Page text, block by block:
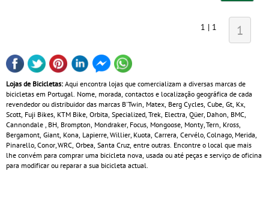
1 | 1 1
Lojas de Bicicletas: Aqui encontra lojas que comercializam a diversas marcas de
bicicletas em Portugal. Nome, morada, contactos e localização geográfica de cada
revendedor ou distribuidor das marcas B'Twin, Matex, Berg Cycles, Cube, Gt, Kx,
Scott, Fuji Bikes, KTM Bike, Orbita, Specialized, Trek, Electra, Qüer, Dahon, BMC,
Cannondale , BH, Brompton, Mondraker, Focus, Mongoose, Monty, Tern, Kross,
Bergamont, Giant, Kona, Lapierre, Willier, Kuota, Carrera, Cervélo, Colnago, Merida,
Pinarello, Conor, WRC, Orbea, Santa Cruz, entre outras. Encontre o local que mais
lhe convém para comprar uma bicicleta nova, usada ou até peças e serviço de oficina
para modificar ou reparar a sua bicicleta actual.